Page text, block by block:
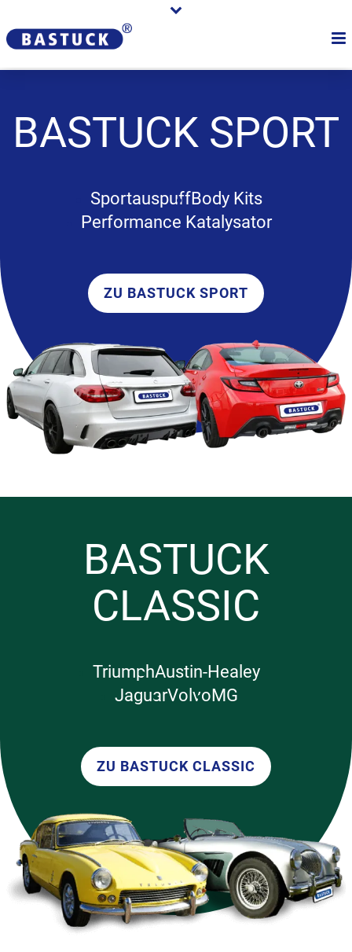
BASTUCK SPORT
SportauspuffBody Kits
Performance Katalysator
ZU BASTUCK SPORT
BASTUCK
CLASSIC
TriumphAustin-Healey
JaguarVolvoMG
ZU BASTUCK CLASSIC